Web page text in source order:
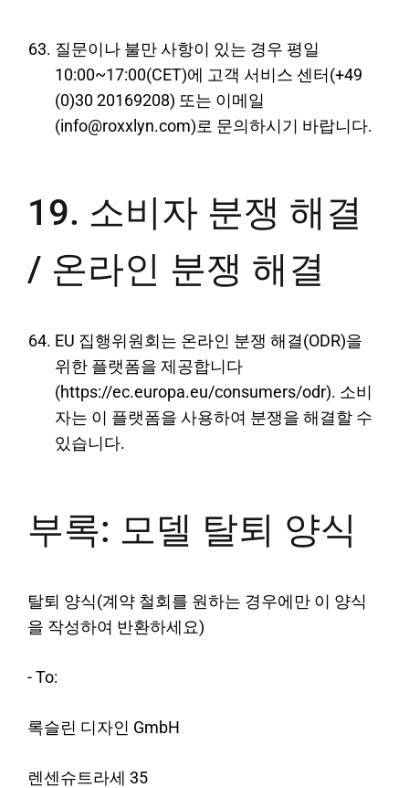
질문이나 불만 사항이 있는 경우 평일
10:00~17:00(CET)에 고객 서비스 센터(+49
(0)30 20169208) 또는 이메일
(info@roxxlyn.com)로 문의하시기 바랍니다.
19. 소비자 분쟁 해결
/ 온라인 분쟁 해결
EU 집행위원회는 온라인 분쟁 해결(ODR)을
위한 플랫폼을 제공합니다
(https://ec.europa.eu/consumers/odr). 소비
자는 이 플랫폼을 사용하여 분쟁을 해결할 수
있습니다.
부록: 모델 탈퇴 양식
탈퇴 양식(계약 철회를 원하는 경우에만 이 양식
을 작성하여 반환하세요)
- To:
록슬린 디자인 GmbH
렌센슈트라세 35